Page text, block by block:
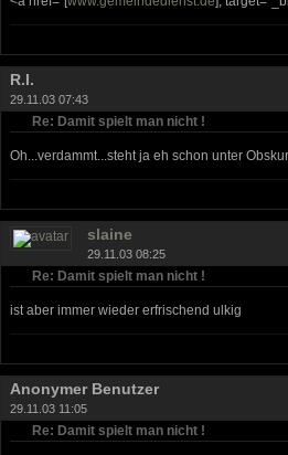
R.I.
29.11.03 07:43
Re: Damit spielt man nicht !
Oh...verdammt...steht ja eh schon unter
slaine
29.11.03 08:25
Re: Damit spielt man nicht !
ist aber immer wieder erfrischend ulkig
Anonymer Benutzer
29.11.03 11:05
Re: Damit spielt man nicht !